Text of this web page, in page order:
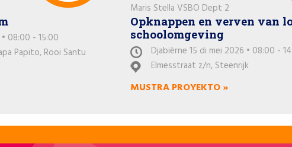
08:00 - 15:00
Papito, Rooi Santu
Maris Stella VSBO Dept 2
Opknappen en verven van
schoolomgeving
Djabièrne 15 di mei 2026 • 08:00 -
Elmesstraat z/n, Steenrijk
MUSTRA PROYEKTO »